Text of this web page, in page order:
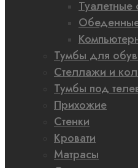
Туалетные
Тумбы для
Стеллажи и
Тумбы под
Прихожие
Стенки
Кровати
Матрасы